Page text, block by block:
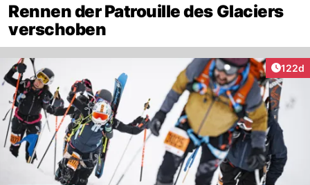
Rennen der Patrouille des Glaciers
verschoben
122d